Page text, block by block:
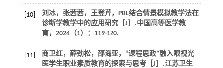
[10]
刘冰，张茜茜，王登芹，PBL结合情景模拟教学法在
诊断学教学中的应用研究［J］.中国高等医学教
育， 2024（1）：119-120.
[11]
商卫红，薛劲松，邵海亚，“课程思政”融入眼视光
医学生职业素质教育的探索与思考［J］.江苏卫生